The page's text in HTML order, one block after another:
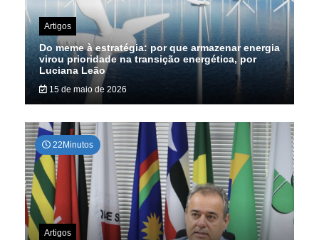
Artigos
Do meme à estratégia: por que armazenar energia
virou prioridade na transição energética, por
Luciana Leão
15 de maio de 2026
22Minutos
Artigos